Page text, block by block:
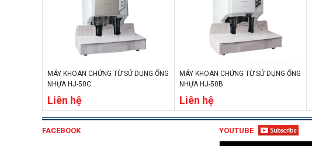
MÁY KHOAN CHỨNG TỪ SỬ DỤNG ỐNG
NHỰA HJ-50C
Liên hệ
MÁY KHOAN CHỨNG TỪ SỬ DỤNG ỐNG
NHỰA HJ-50B
Liên hệ
FACEBOOK YOUTUBE